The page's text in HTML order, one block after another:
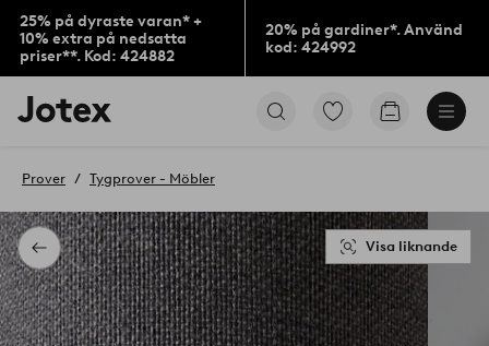
25% på dyraste varan* +
10% extra på nedsatta
priser**. Kod: 424882
20% på gardiner*. Använd
kod: 424992
Jotex
logotyp
till
Gå
Gå
Tillbaka
Prover Tygprover - Möbler
Visa liknande